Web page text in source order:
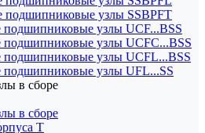
узлы SSBPFT
узлы UCF...BSS
узлы UCFC...BSS
узлы UCFL...BSS
узлы UFL...SS
в сборе
в сборе
T